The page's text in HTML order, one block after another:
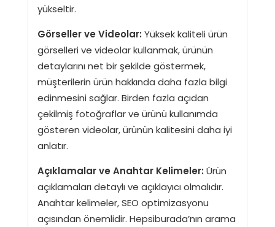
yükseltir.
Görseller ve Videolar: Yüksek kaliteli ürün
görselleri ve videolar kullanmak, ürünün
detaylarını net bir şekilde göstermek,
müşterilerin ürün hakkında daha fazla bilgi
edinmesini sağlar. Birden fazla açıdan
çekilmiş fotoğraflar ve ürünü kullanımda
gösteren videolar, ürünün kalitesini daha iyi
anlatır.
Açıklamalar ve Anahtar Kelimeler: Ürün
açıklamaları detaylı ve açıklayıcı olmalıdır.
Anahtar kelimeler, SEO optimizasyonu
açısından önemlidir. Hepsiburada’nın arama